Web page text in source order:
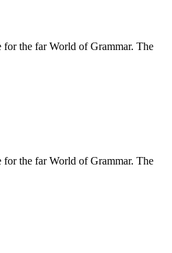
for the far World of Grammar. The
for the far World of Grammar. The